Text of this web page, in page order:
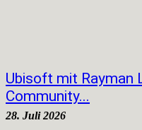
Ubisoft mit Rayman
Community...
28. Juli 2026